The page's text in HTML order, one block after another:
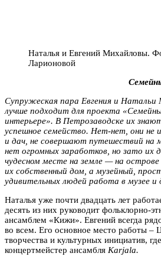
Наталья и Евгений Михайловы.
Ларионовой
Супружеская пара Евгения и Натальи
лучше подходит для проекта
интерьере». В Петрозаводске их
успешное семейство. Нет-нет, они
и дач, не совершают путешествий на
нет огромных заработков, но зато их
чудесном месте на земле — на
их собственный дом, а музейный,
удивительных людей работа в музее и
Наталья уже почти двадцать лет
десять из них руководит фольклорно-
ансамблем «Кижи». Евгений всегда
во всем. Его основное место работы –
творчества и культурных инициатив,
концертмейстер ансамбля Каrjala.